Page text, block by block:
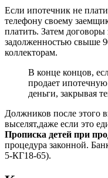
Если ипотечник не
телефону своему
платить. Затем
задолженностью свыше
коллекторам.
В конце концов,
продает
деньги, закрывая
Должников после этого
выселят,даже если это
Прописка детей при
процедура законной.
5-КГ18-65).